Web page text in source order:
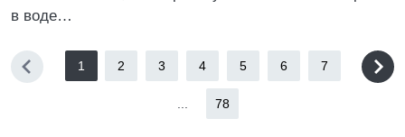
в воде…
1 2 3 4 5 6 7
78